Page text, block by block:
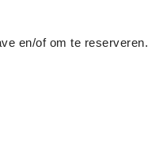
en/of om te reserveren.